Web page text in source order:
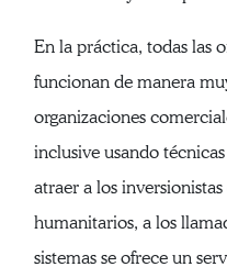
En la práctica, todas las
funcionan de manera
organizaciones
inclusive usando
atraer a los
humanitarios, a los
sistemas se ofrece un